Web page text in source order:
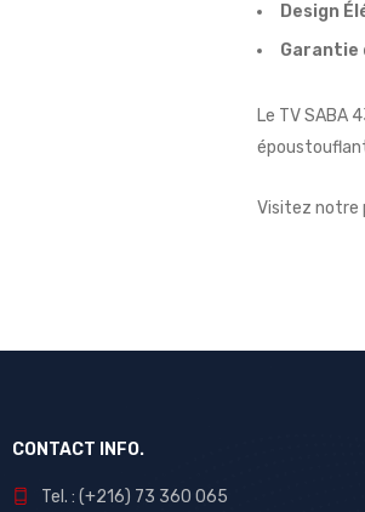
Design
Garantie
Le TV SABA
Visitez notre
CONTACT INFO.
Tel. : (+216) 73 360 065